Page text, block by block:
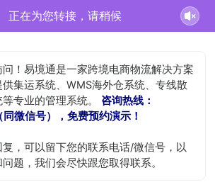
正在为您转接，请稍候
！易境通是一家跨境电商物流解决方案
集运系统、WMS海外仓系统、专线散
专业的管理系统。 咨询热线：
微信号），免费预约演示！
，可以留下您的联系电话/微信号，以
题，我们会尽快跟您取得联系。